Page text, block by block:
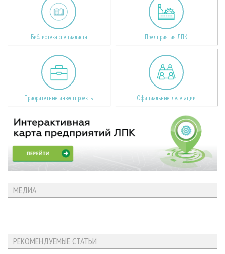
Библиотека специалиста Предприятия ЛПК
Приоритетные инвестпроекты Официальные делегации
МЕДИА
РЕКОМЕНДУЕМЫЕ СТАТЬИ